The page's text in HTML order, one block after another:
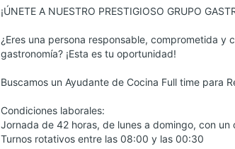
¡ÚNETE A NUESTRO PRESTIGIOSO GRUPO
¿Eres una persona responsable, comprometida
gastronomía? ¡Esta es tu oportunidad!
Buscamos un Ayudante de Cocina Full time para
Condiciones laborales:
Jornada de 42 horas, de lunes a domingo, con
Turnos rotativos entre las 08:00 y las 00:30